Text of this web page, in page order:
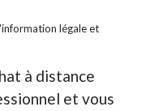
légale et
à distance
et vous